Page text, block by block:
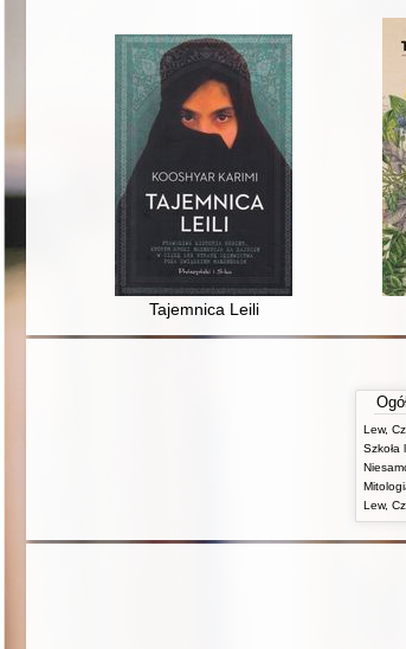
Tajemnica Leili
Lew,
Szkoła
Lew,